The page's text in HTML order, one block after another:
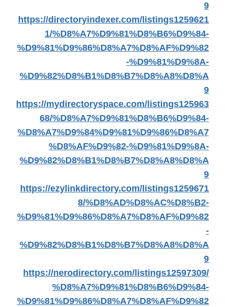
9
https://directoryindexer.com/listings1259621
1/%D8%A7%D9%81%D8%B6%D9%84-
%D9%81%D9%86%D8%A7%D8%AF%D9%82
-%D9%81%D9%8A-
%D9%82%D8%B1%D8%B7%D8%A8%D8%A
9
https://mydirectoryspace.com/listings125963
68/%D8%A7%D9%81%D8%B6%D9%84-
%D8%A7%D9%84%D9%81%D9%86%D8%A7
%D8%AF%D9%82-%D9%81%D9%8A-
%D9%82%D8%B1%D8%B7%D8%A8%D8%A
9
https://ezylinkdirectory.com/listings1259671
8/%D8%AD%D8%AC%D8%B2-
%D9%81%D9%86%D8%A7%D8%AF%D9%82
-
%D9%82%D8%B1%D8%B7%D8%A8%D8%A
9
https://nerodirectory.com/listings12597309/
%D8%A7%D9%81%D8%B6%D9%84-
%D9%81%D9%86%D8%A7%D8%AF%D9%82